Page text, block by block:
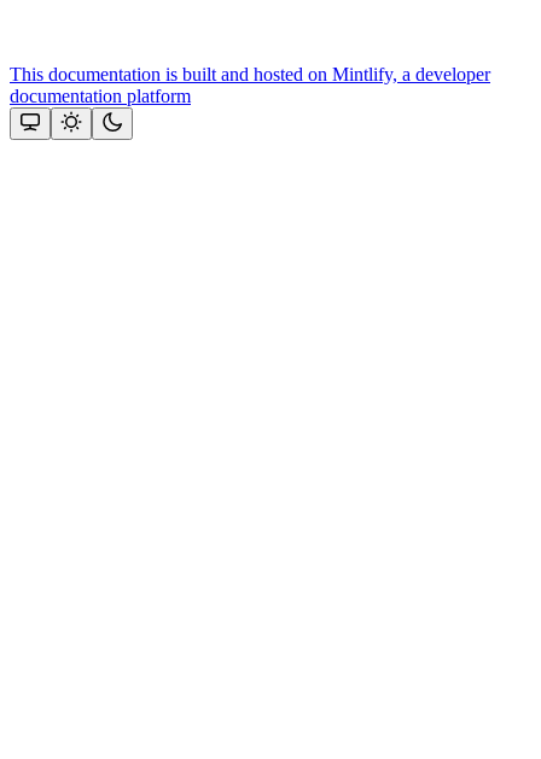
This documentation is built and hosted on Mintlify, a developer
documentation platform